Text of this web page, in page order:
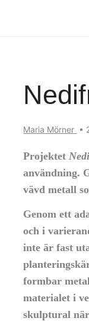
Maria Mörner •
Projektet
användning.
vävd metall
Genom ett
och i
inte är fast
formbar
materialet i
skulptural